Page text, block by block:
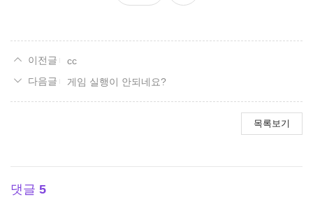
cc
게임 실행이 안되네요?
목록보기
댓글 5